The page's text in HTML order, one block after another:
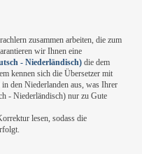
zusammen arbeiten, die zum
wir Ihnen eine
- Niederländisch) die dem
kennen sich die Übersetzer mit
den Niederlanden aus, was Ihrer
- Niederländisch) nur zu Gute
lesen, sodass die